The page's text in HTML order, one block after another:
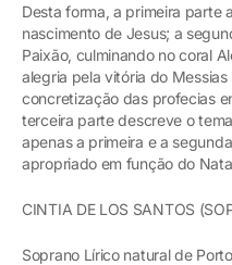
Desta forma, a primeira parte
nascimento de Jesus; a
Paixão, culminando no coral
alegria pela vitória do
concretização das profecias
terceira parte descreve o
apenas a primeira e a
apropriado em função do
CINTIA DE LOS SANTOS
Soprano Lírico natural de